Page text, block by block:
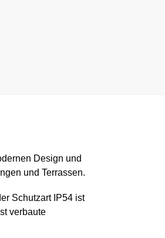
Design und
und Terrassen.
Schutzart IP54 ist
verbaute